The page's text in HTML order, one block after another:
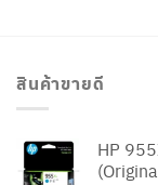
สินค้าขายดี
HP